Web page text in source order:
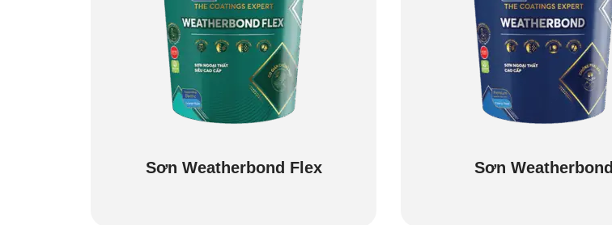
Sơn Weatherbond Flex Sơn Weatherbond